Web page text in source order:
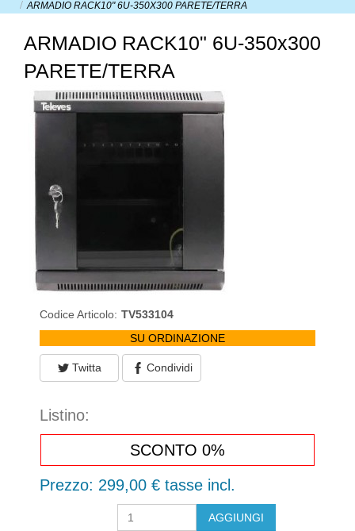
ARMADIO RACK10" 6U-350X300 PARETE/TERRA
ARMADIO RACK10" 6U-350x300
PARETE/TERRA
Codice Articolo: TV533104
SU ORDINAZIONE
Twitta Condividi
Listino:
SCONTO 0%
Prezzo: 299,00 € tasse incl.